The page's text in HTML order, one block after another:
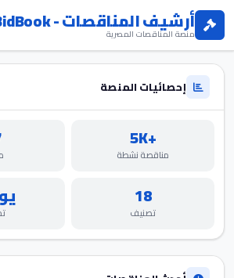
أرشيف المناقصات - BidBook
منصة المناقصات المصرية
إحصائيات المنصة
+5K
مناقصة نشطة
18
تصنيف